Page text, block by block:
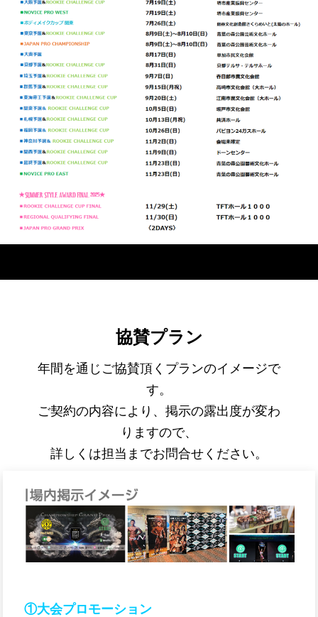
協賛プラン
年間を通じご協賛頂くプランのイメージで
す。
ご契約の内容により、掲示の露出度が変わ
りますので、
詳しくは担当までお問合せください。
①大会プロモーション